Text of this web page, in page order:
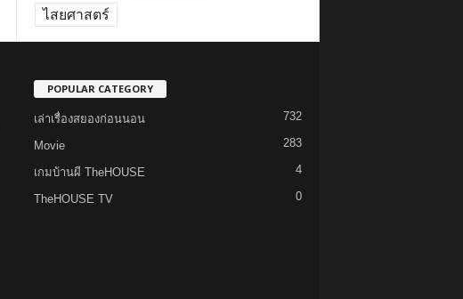
ไสยศาสตร์
POPULAR CATEGORY
เล่าเรื่องสยองก่อนนอน 732
Movie 283
เกมบ้านผี TheHOUSE 4
TheHOUSE TV 0